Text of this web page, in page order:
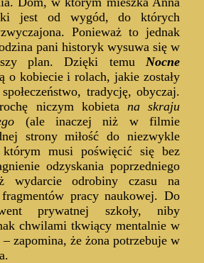
jest od wygód, do których
Ponieważ to jednak
pani historyk wysuwa się w
plan. Dzięki temu Nocne
o kobiecie i rolach, jakie zostały
tradycję, obyczaj.
niczym kobieta na skraju
(ale inaczej niż w filmie
strony miłość do niezwykle
którym musi poświęcić się bez
odzyskania poprzedniego
wydarcie odrobiny czasu na
pracy naukowej. Do
prywatnej szkoły, niby
chwilami tkwiący mentalnie w
zapomina, że żona potrzebuje w